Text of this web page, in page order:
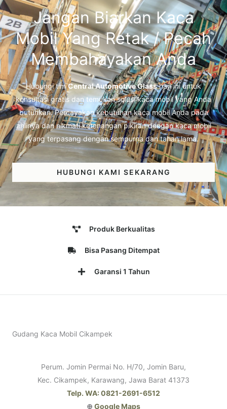
Jangan Biarkan Kaca
Mobil Yang Retak / Pecah
Membahayakan Anda
Hubungi timCentral Automotive Glasshari ini untuk
konsultasi gratis dan temukan solusi kaca mobil yang Anda
butuhkan. Percayakan kebutuhan kaca mobil Anda pada
ahlinya dan nikmati ketenangan pikiran dengan kaca mobil
yang terpasang dengan sempurna dan tahan lama.
HUBUNGI KAMI SEKARANG
Produk Berkualitas
Bisa Pasang Ditempat
Garansi 1 Tahun
Gudang Kaca Mobil Cikampek
Perum. Jomin Permai No. H/70, Jomin Baru,
Kec. Cikampek, Karawang, Jawa Barat 41373
Telp. WA: 0821-2691-6512
⊕ Google Maps